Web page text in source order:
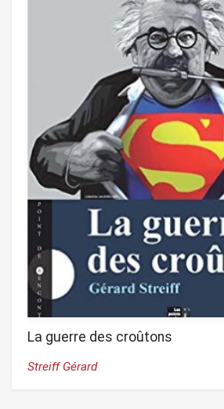
La guerre des croûtons
Streiff Gérard